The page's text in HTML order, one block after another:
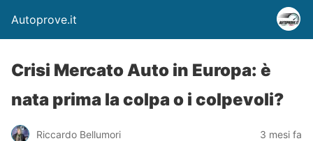
Autoprove.it
Crisi Mercato Auto in Europa: è
nata prima la colpa o i colpevoli?
Riccardo Bellumori 3 mesi fa